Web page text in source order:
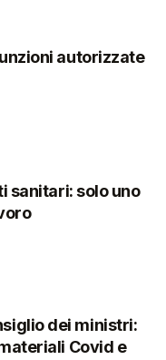
autorizzate
sanitari: solo uno
dei ministri:
Covid e